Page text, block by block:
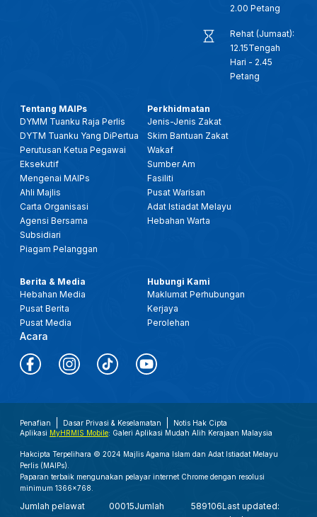
2.00 Petang
Rehat (Jumaat):
12.15Tengah
Hari - 2.45
Petang
Tentang MAIPs
DYMM Tuanku Raja Perlis
DYTM Tuanku Yang DiPertua
Perutusan Ketua Pegawai
Eksekutif
Mengenai MAIPs
Ahli Majlis
Carta Organisasi
Agensi Bersama
Subsidiari
Piagam Pelanggan
Perkhidmatan
Jenis-Jenis Zakat
Skim Bantuan Zakat
Wakaf
Sumber Am
Fasiliti
Pusat Warisan
Adat Istiadat Melayu
Hebahan Warta
Berita & Media
Hebahan Media
Pusat Berita
Pusat Media
Acara
Hubungi Kami
Maklumat Perhubungan
Kerjaya
Perolehan
Penafian Dasar Privasi & Keselamatan
Notis Hak Cipta
Aplikasi MyHRMIS Mobile: Galeri Aplikasi Mudah Alih Kerajaan Malaysia
Hakcipta Terpelihara © 2024 Majlis Agama Islam dan Adat Istiadat Melayu
Perlis (MAIPs).
Paparan terbaik mengunakan pelayar internet Chrome dengan resolusi
minimum 1366x768.
Jumlah pelawat
00015Jumlah
589106Last updated: